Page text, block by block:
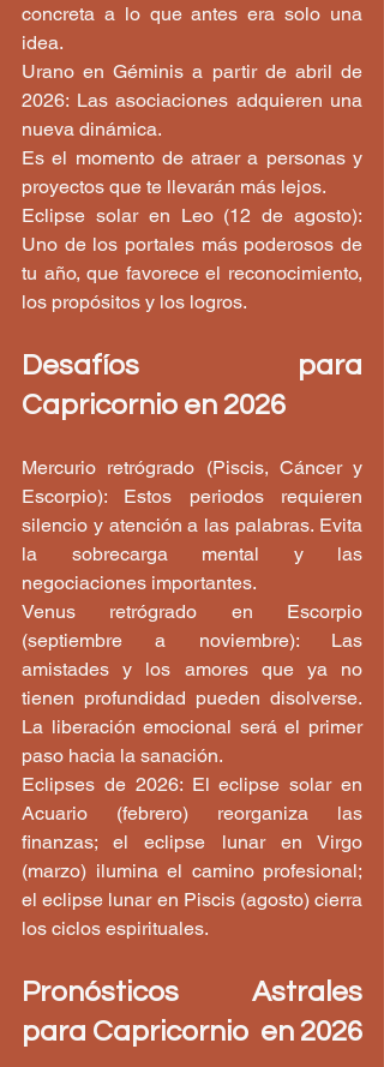
concreta a lo que antes era solo una
idea.
Urano en Géminis a partir de abril de
2026: Las asociaciones adquieren una
nueva dinámica.
Es el momento de atraer a personas y
proyectos que te llevarán más lejos.
Eclipse solar en Leo (12 de agosto):
Uno de los portales más poderosos de
tu año, que favorece el reconocimiento,
los propósitos y los logros.
Desafíos para
Capricornio en 2026
Mercurio retrógrado (Piscis, Cáncer y
Escorpio): Estos periodos requieren
silencio y atención a las palabras. Evita
la sobrecarga mental y las
negociaciones importantes.
Venus retrógrado en Escorpio
(septiembre a noviembre): Las
amistades y los amores que ya no
tienen profundidad pueden disolverse.
La liberación emocional será el primer
paso hacia la sanación.
Eclipses de 2026: El eclipse solar en
Acuario (febrero) reorganiza las
finanzas; el eclipse lunar en Virgo
(marzo) ilumina el camino profesional;
el eclipse lunar en Piscis (agosto) cierra
los ciclos espirituales.
Pronósticos Astrales
para Capricornio  en 2026